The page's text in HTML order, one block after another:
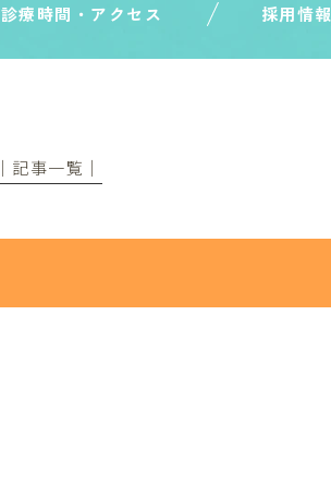
診療時間・アクセス 採用情報
│記事一覧│